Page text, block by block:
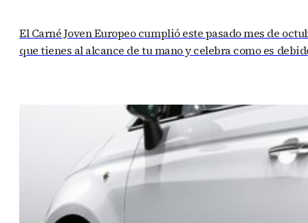
El Carné Joven Europeo cumplió este pasado mes de
que tienes al alcance de tu mano y celebra como es